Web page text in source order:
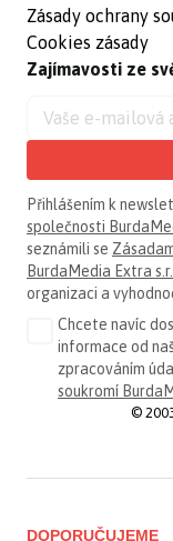
Zásady ochrany
Cookies zásady
Zajímavosti ze
Přihlášením k
společnosti
seznámili se
BurdaMedia Extra
organizaci a
Chcete navíc
informace od
zpracováním
soukromí
©
DOPORUČUJEME